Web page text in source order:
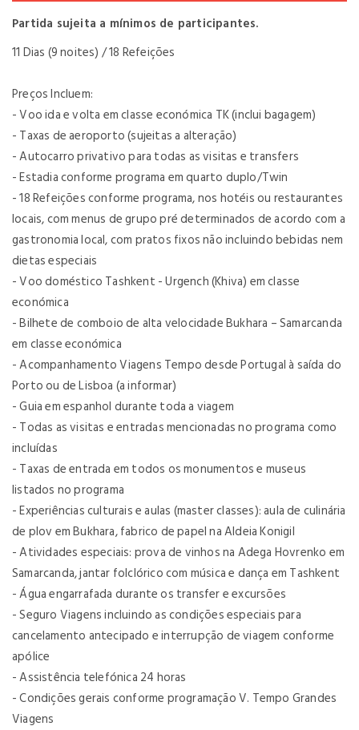
Partida sujeita a mínimos de participantes.
11 Dias (9 noites) / 18 Refeições
Preços Incluem:
- Voo ida e volta em classe económica TK (inclui bagagem)
- Taxas de aeroporto (sujeitas a alteração)
- Autocarro privativo para todas as visitas e transfers
- Estadia conforme programa em quarto duplo/Twin
- 18 Refeições conforme programa, nos hotéis ou restaurantes
locais, com menus de grupo pré determinados de acordo com a
gastronomia local, com pratos fixos não incluindo bebidas nem
dietas especiais
- Voo doméstico Tashkent - Urgench (Khiva) em classe
económica
- Bilhete de comboio de alta velocidade Bukhara – Samarcanda
em classe económica
- Acompanhamento Viagens Tempo desde Portugal à saída do
Porto ou de Lisboa (a informar)
- Guia em espanhol durante toda a viagem
- Todas as visitas e entradas mencionadas no programa como
incluídas
- Taxas de entrada em todos os monumentos e museus
listados no programa
- Experiências culturais e aulas (master classes): aula de culinária
de plov em Bukhara, fabrico de papel na Aldeia Konigil
- Atividades especiais: prova de vinhos na Adega Hovrenko em
Samarcanda, jantar folclórico com música e dança em Tashkent
- Água engarrafada durante os transfer e excursões
- Seguro Viagens incluindo as condições especiais para
cancelamento antecipado e interrupção de viagem conforme
apólice
- Assistência telefónica 24 horas
- Condições gerais conforme programação V. Tempo Grandes
Viagens